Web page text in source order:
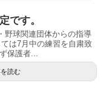
です。
野球関連団体からの指導
は7月中の練習を自粛致
保護者...
読む